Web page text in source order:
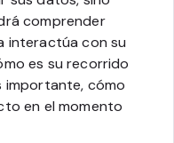
comprender
interactúa con su
es su recorrido
importante, cómo
en el momento